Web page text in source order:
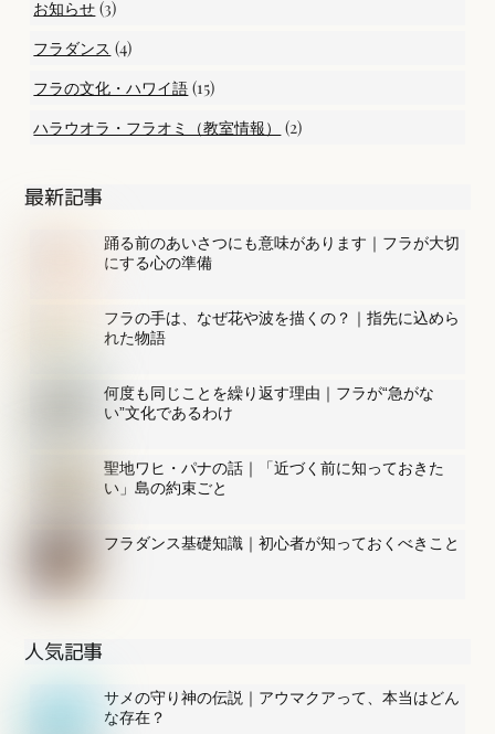
お知らせ (3)
フラダンス (4)
フラの文化・ハワイ語 (15)
ハラウオラ・フラオミ（教室情報） (2)
最新記事
踊る前のあいさつにも意味があります｜フラが大切
にする心の準備
フラの手は、なぜ花や波を描くの？｜指先に込めら
れた物語
何度も同じことを繰り返す理由｜フラが“急がな
い”文化であるわけ
聖地ワヒ・パナの話｜「近づく前に知っておきた
い」島の約束ごと
フラダンス基礎知識｜初心者が知っておくべきこと
人気記事
サメの守り神の伝説｜アウマクアって、本当はどん
な存在？